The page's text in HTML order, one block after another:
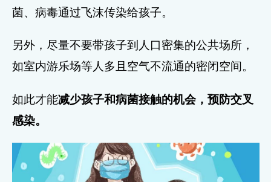
菌、病毒通过飞沫传染给孩子。
另外，尽量不要带孩子到人口密集的公共场所，
如室内游乐场等人多且空气不流通的密闭空间。
如此才能减少孩子和病菌接触的机会，预防交叉
感染。